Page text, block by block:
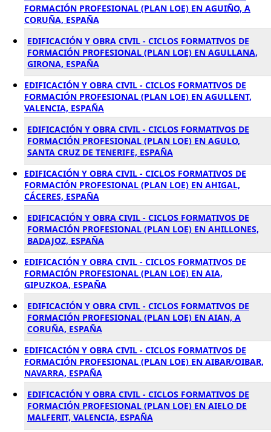
FORMACIÓN PROFESIONAL (PLAN LOE) EN AGUIÑO, A
CORUÑA, ESPAÑA
EDIFICACIÓN Y OBRA CIVIL - CICLOS FORMATIVOS DE
FORMACIÓN PROFESIONAL (PLAN LOE) EN AGULLANA,
GIRONA, ESPAÑA
EDIFICACIÓN Y OBRA CIVIL - CICLOS FORMATIVOS DE
FORMACIÓN PROFESIONAL (PLAN LOE) EN AGULLENT,
VALENCIA, ESPAÑA
EDIFICACIÓN Y OBRA CIVIL - CICLOS FORMATIVOS DE
FORMACIÓN PROFESIONAL (PLAN LOE) EN AGULO,
SANTA CRUZ DE TENERIFE, ESPAÑA
EDIFICACIÓN Y OBRA CIVIL - CICLOS FORMATIVOS DE
FORMACIÓN PROFESIONAL (PLAN LOE) EN AHIGAL,
CÁCERES, ESPAÑA
EDIFICACIÓN Y OBRA CIVIL - CICLOS FORMATIVOS DE
FORMACIÓN PROFESIONAL (PLAN LOE) EN AHILLONES,
BADAJOZ, ESPAÑA
EDIFICACIÓN Y OBRA CIVIL - CICLOS FORMATIVOS DE
FORMACIÓN PROFESIONAL (PLAN LOE) EN AIA,
GIPUZKOA, ESPAÑA
EDIFICACIÓN Y OBRA CIVIL - CICLOS FORMATIVOS DE
FORMACIÓN PROFESIONAL (PLAN LOE) EN AIAN, A
CORUÑA, ESPAÑA
EDIFICACIÓN Y OBRA CIVIL - CICLOS FORMATIVOS DE
FORMACIÓN PROFESIONAL (PLAN LOE) EN AIBAR/OIBAR,
NAVARRA, ESPAÑA
EDIFICACIÓN Y OBRA CIVIL - CICLOS FORMATIVOS DE
FORMACIÓN PROFESIONAL (PLAN LOE) EN AIELO DE
MALFERIT, VALENCIA, ESPAÑA